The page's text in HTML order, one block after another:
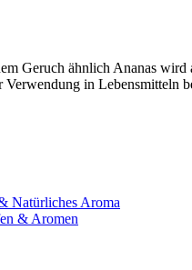
Geruch ähnlich Ananas
Verwendung in Lebensmitteln
Natürliches Aroma
& Aromen